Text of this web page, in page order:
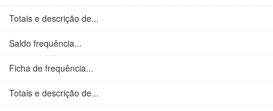
Totais e descrição de...
Saldo frequência...
Ficha de frequência...
Totais e descrição de...